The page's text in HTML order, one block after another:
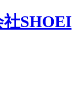
社SHOEI